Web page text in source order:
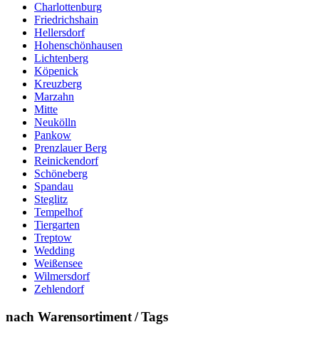
Charlottenburg
Friedrichshain
Hellersdorf
Hohenschönhausen
Lichtenberg
Köpenick
Kreuzberg
Marzahn
Mitte
Neukölln
Pankow
Prenzlauer Berg
Reinickendorf
Schöneberg
Spandau
Steglitz
Tempelhof
Tiergarten
Treptow
Wedding
Weißensee
Wilmersdorf
Zehlendorf
nach Warensortiment / Tags